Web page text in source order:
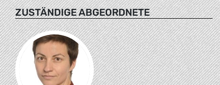
ZUSTÄNDIGE ABGEORDNETE